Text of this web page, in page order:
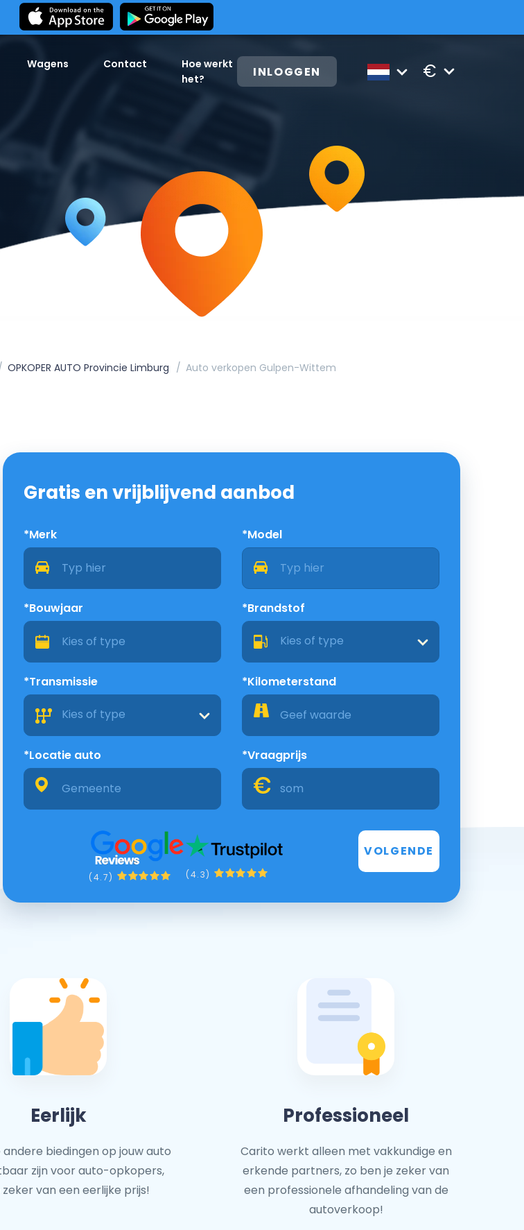
Wagens Contact
Hoe werkt
het?
INLOGGEN €
OPKOPER AUTO Provincie Limburg Auto verkopen Gulpen-Wittem
Gratis en vrijblijvend aanbod
*Merk *Model
*Bouwjaar *Brandstof
Kies of type
*Transmissie
Kies of type
*Kilometerstand
*Locatie auto *Vraagprijs
(4.7) (4.3)
VOLGENDE
Eerlijk
biedingen op jouw auto
zijn voor auto-opkopers,
van een eerlijke prijs!
Professioneel
Carito werkt alleen met vakkundige en
erkende partners, zo ben je zeker van
een professionele afhandeling van de
autoverkoop!